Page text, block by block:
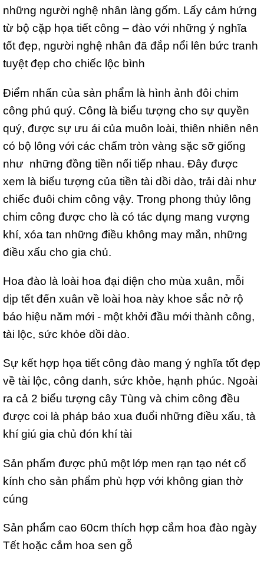
những người nghệ nhân làng gốm. Lấy cảm hứng
từ bộ cặp họa tiết công – đào với những ý nghĩa
tốt đẹp, người nghệ nhân đã đắp nổi lên bức tranh
tuyệt đẹp cho chiếc lộc bình
Điểm nhấn của sản phẩm là hình ảnh đôi chim
công phú quý. Công là biểu tượng cho sự quyền
quý, được sự ưu ái của muôn loài, thiên nhiên nên
có bộ lông với các chấm tròn vàng sặc sỡ giống
như những đồng tiền nối tiếp nhau. Đây được
xem là biểu tượng của tiền tài dồi dào, trải dài như
chiếc đuôi chim công vậy. Trong phong thủy lông
chim công được cho là có tác dụng mang vượng
khí, xóa tan những điều không may mắn, những
điều xấu cho gia chủ.
Hoa đào là loài hoa đại diện cho mùa xuân, mỗi
dịp tết đến xuân về loài hoa này khoe sắc nở rộ
báo hiệu năm mới - một khởi đầu mới thành công,
tài lộc, sức khỏe dồi dào.
Sự kết hợp họa tiết công đào mang ý nghĩa tốt đẹp
về tài lộc, công danh, sức khỏe, hạnh phúc. Ngoài
ra cả 2 biểu tượng cây Tùng và chim công đều
được coi là pháp bảo xua đuổi những điều xấu, tà
khí giú gia chủ đón khí tài
Sản phẩm được phủ một lớp men rạn tạo nét cổ
kính cho sản phẩm phù hợp với không gian thờ
cúng
Sản phẩm cao 60cm thích hợp cắm hoa đào ngày
Tết hoặc cắm hoa sen gỗ